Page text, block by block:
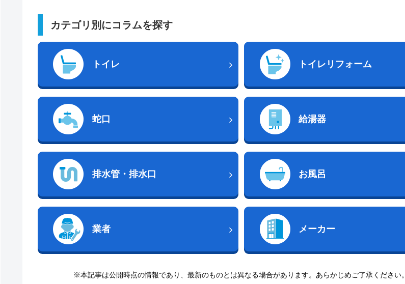
カテゴリ別にコラムを探す
トイレ トイレリフォーム
蛇口 給湯器
排水管・排水口 お風呂
業者 メーカー
※本記事は公開時点の情報であり、最新のものとは異なる場合があります。あらかじめご了承ください。